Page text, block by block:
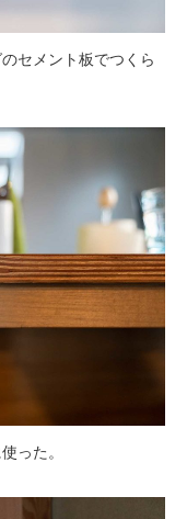
セメント板でつくら
った。